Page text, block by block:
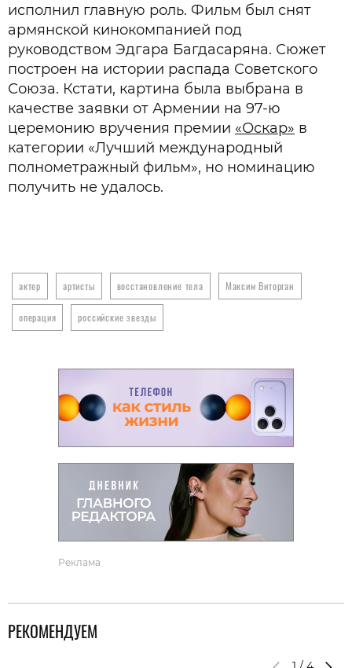
исполнил главную роль. Фильм был снят
армянской кинокомпанией под
руководством Эдгара Багдасаряна. Сюжет
построен на истории распада Советского
Союза. Кстати, картина была выбрана в
качестве заявки от Армении на 97-ю
церемонию вручения премии «Оскар» в
категории «Лучший международный
полнометражный фильм», но номинацию
получить не удалось.
актер артисты восстановление тела Максим Виторган
операция российские звезды
Реклама
РЕКОМЕНДУЕМ